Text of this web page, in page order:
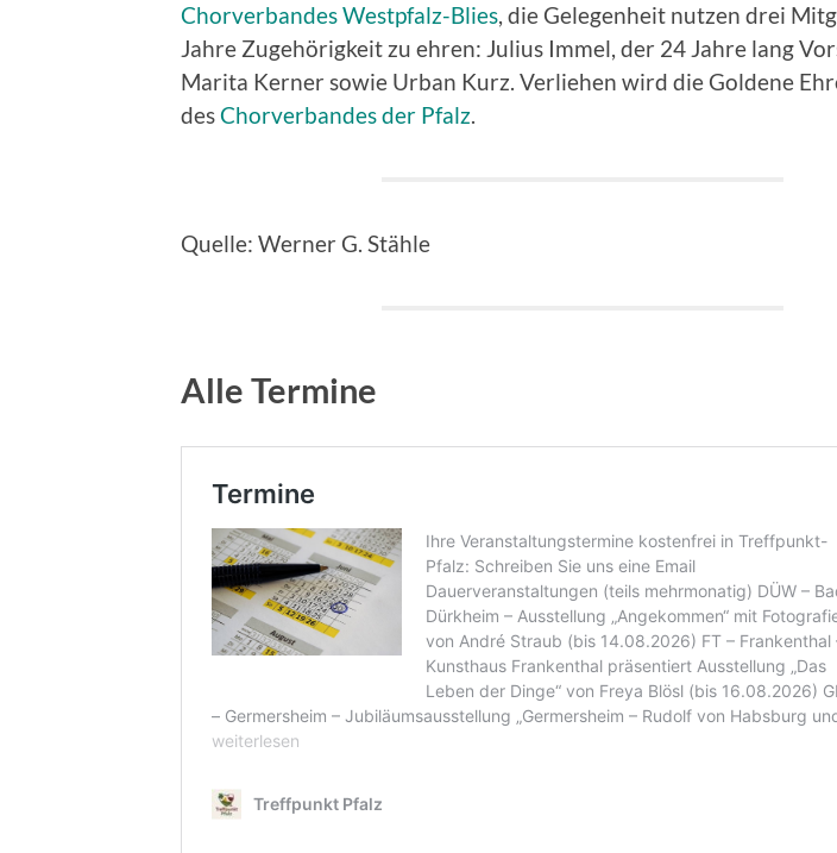
Chorverbandes Westpfalz-Blies, die Gelegenheit nutzen drei
Jahre Zugehörigkeit zu ehren: Julius Immel, der 24 Jahre lang
Marita Kerner sowie Urban Kurz. Verliehen wird die Goldene
desChorverbandes der Pfalz.
Quelle: Werner G. Stähle
Alle Termine